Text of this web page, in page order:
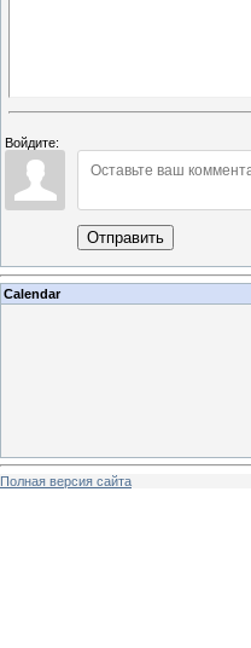
Войдите:
Отправить
Calendar
Полная версия сайта